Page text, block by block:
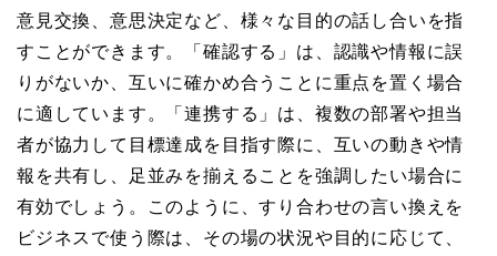
意見交換、意思決定など、様々な目的の話し合いを指
すことができます。「確認する」は、認識や情報に誤
りがないか、互いに確かめ合うことに重点を置く場合
に適しています。「連携する」は、複数の部署や担当
者が協力して目標達成を目指す際に、互いの動きや情
報を共有し、足並みを揃えることを強調したい場合に
有効でしょう。このように、すり合わせの言い換えを
ビジネスで使う際は、その場の状況や目的に応じて、